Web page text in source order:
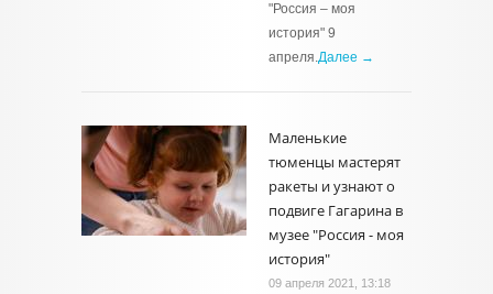
"Россия – моя
история" 9
апреля.Далее →
Маленькие
тюменцы мастерят
ракеты и узнают о
подвиге Гагарина в
музее "Россия - моя
история"
09 апреля 2021, 13:18